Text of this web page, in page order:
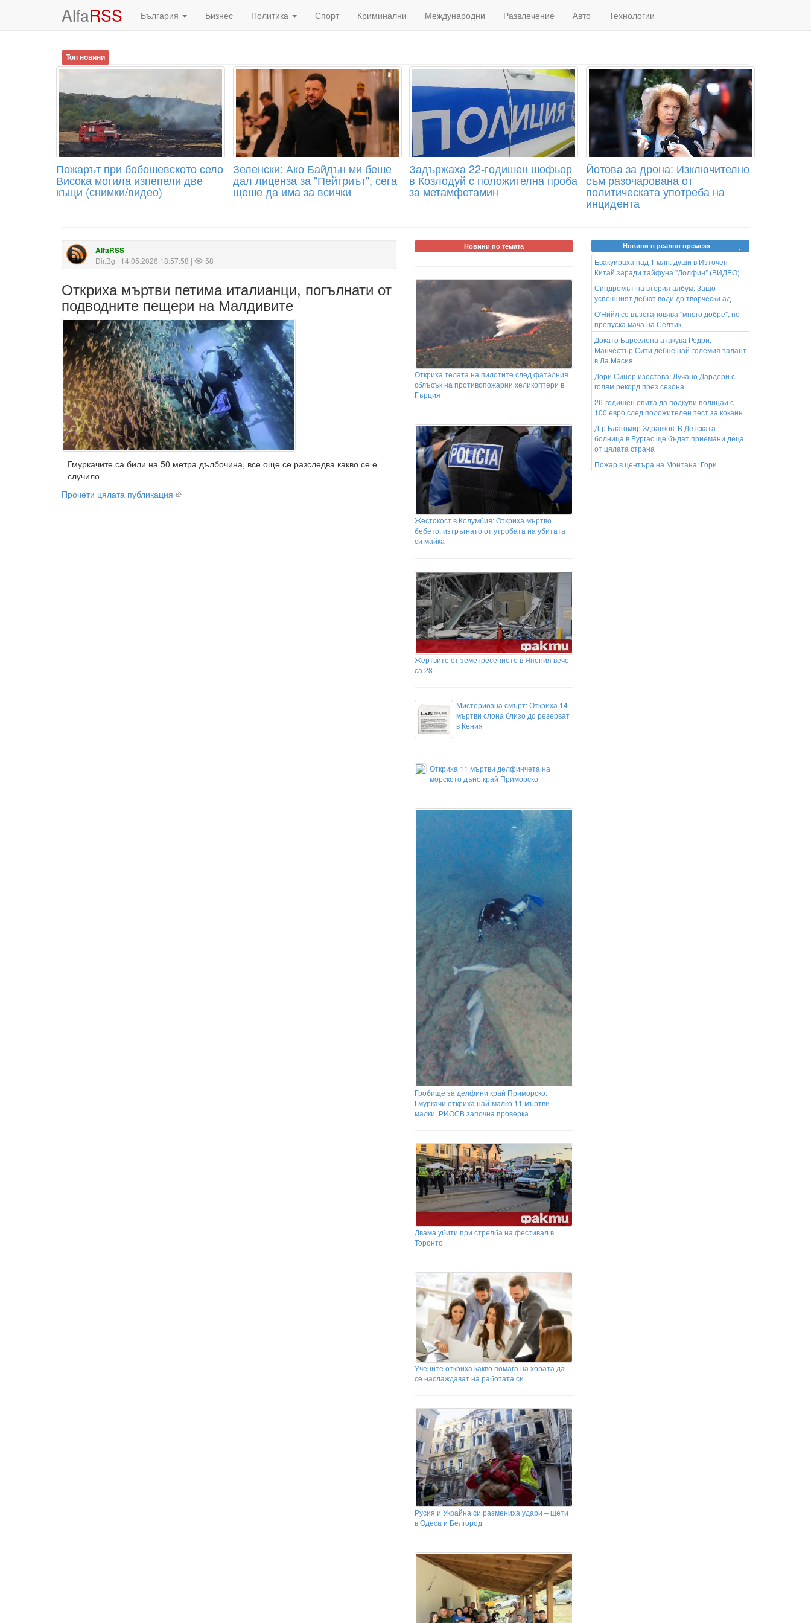
AlfaRSS България Бизнес Политика Спорт Криминални Международни Развлечение Авто Технологии
Топ новини
Пожарът при бобошевското село
Висока могила изпепели две
къщи (снимки/видео)
Зеленски: Ако Байдън ми беше
дал лиценза за "Пейтриът", сега
щеше да има за всички
Задържаха 22-годишен шофьор
в Козлодуй с положителна проба
за метамфетамин
Йотова за дрона: Изключително
съм разочарована от
политическата употреба на
инцидента
AlfaRSS
Dir.Bg | 14.05.2026 18:57:58 | 58
Откриха мъртви петима италианци, погълнати от
подводните пещери на Малдивите
Гмуркачите са били на 50 метра дълбочина, все още се разследва какво се е
случило
Прочети цялата публикация
Новини по темата
Откриха телата на пилотите след фаталния
сблъсък на противопожарни хеликоптери в
Гърция
Жестокост в Колумбия: Откриха мъртво
бебето, изтръгнато от утробата на убитата
си майка
Жертвите от земетресението в Япония вече
са 28
Мистериозна смърт: Откриха 14
мъртви слона близо до резерват
в Кения
Откриха 11 мъртви делфинчета на
морското дъно край Приморско
Гробище за делфини край Приморско:
Гмуркачи откриха най-малко 11 мъртви
малки, РИОСВ започна проверка
Двама убити при стрелба на фестивал в
Торонто
Учените откриха какво помага на хората да
се наслаждават на работата си
Русия и Украйна си размениха удари – щети
в Одеса и Белгород
Новини в реално времеss
Евакуираха над 1 млн. души в Източен
Китай заради тайфуна "Долфин" (ВИДЕО)
Синдромът на втория албум: Защо
успешният дебют води до творчески ад
О'Нийл се възстановява "много добре", но
пропуска мача на Селтик
Докато Барселона атакува Родри,
Манчестър Сити дебне най-големия талант
в Ла Масия
Дори Синер изостава: Лучано Дардери с
голям рекорд през сезона
26-годишен опита да подкупи полицаи с
100 евро след положителен тест за кокаин
Д-р Благомир Здравков: В Детската
болница в Бургас ще бъдат приемани деца
от цялата страна
Пожар в центъра на Монтана: Гори